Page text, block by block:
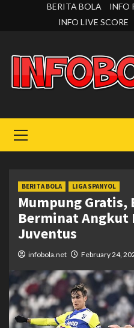
BERITA BOLA
INFO
INFO LIVE SCORE
Menu
BERITA BOLA LIGA SPANYOL
Mumpung Gratis,
Berminat Angkut
Juventus
infobola.net February 24,